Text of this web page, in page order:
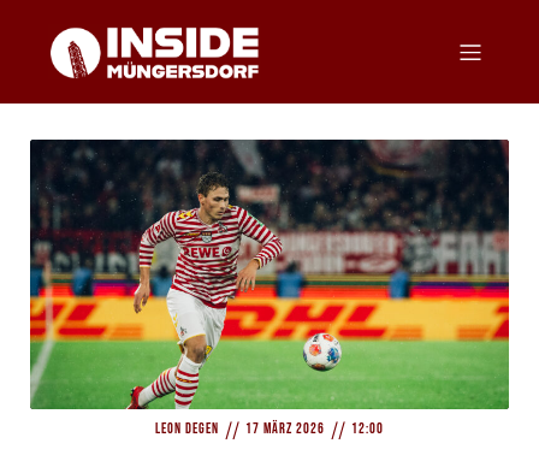
Leon Degen // 17 März 2026 // 12:00